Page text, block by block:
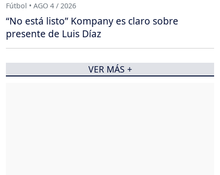
Fútbol • AGO 4 / 2026
“No está listo” Kompany es claro sobre
presente de Luis Díaz
VER MÁS +